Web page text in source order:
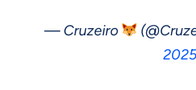
— Cruzeiro
2025